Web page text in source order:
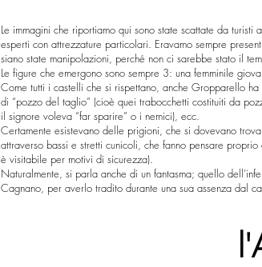
Le immagini che riportiamo qui sono state scattate da
esperti con attrezzature particolari. Eravamo sempre
siano state manipolazioni, perché non ci sarebbe stato il
Le figure che emergono sono sempre 3: una femminile
Come tutti i castelli che si rispettano, anche Gropparello
di “pozzo del taglio” (cioè quei trabocchetti costituiti da
il signore voleva “far sparire” o i nemici), ecc.
Certamente esistevano delle prigioni, che si dovevano
attraverso bassi e stretti cunicoli, che fanno pensare
è visitabile per motivi di sicurezza).
Naturalmente, si parla anche di un fantasma; quello
Cagnano, per averlo tradito durante una sua assenza dal